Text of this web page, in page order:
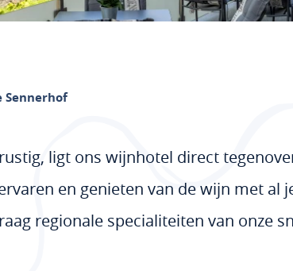
Sennerhof
ligt ons wijnhotel direct
en genieten van de wijn met al
regionale specialiteiten van onze